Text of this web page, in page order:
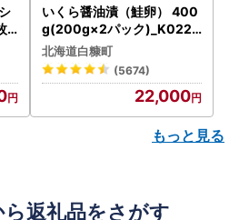
))
いくら醤油漬（鮭卵） 400
g(200g×2パック)_K022-
1676
北海道白糠町
(5674)
22,000
もっと見る
返礼品をさがす